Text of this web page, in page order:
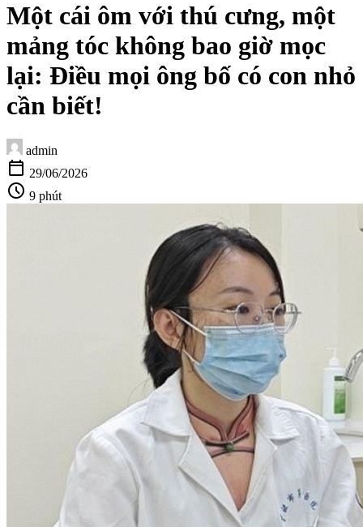
Một cái ôm với thú cưng, một
mảng tóc không bao giờ mọc
lại: Điều mọi ông bố có con nhỏ
cần biết!
admin
calendar_today 29/06/2026
schedule 9 phút